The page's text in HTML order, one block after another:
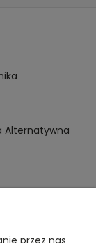
Alternatywna
przez nas